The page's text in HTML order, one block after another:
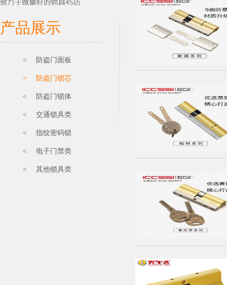
产品展示
< 防盗门面板
> 防盗门锁芯
< 防盗门锁体
< 交通锁具类
< 指纹密码锁
< 电子门禁类
< 其他锁具类